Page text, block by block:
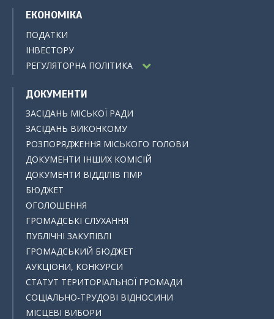
ЕКОНОМІКА
ПОДАТКИ
ІНВЕСТОРУ
РЕГУЛЯТОРНА ПОЛІТИКА
ДОКУМЕНТИ
ЗАСІДАНЬ МІСЬКОЇ РАДИ
ЗАСІДАНЬ ВИКОНКОМУ
РОЗПОРЯДЖЕННЯ МІСЬКОГО ГОЛОВИ
ДОКУМЕНТИ ІНШИХ КОМІСІЙ
ДОКУМЕНТИ ВІДДІЛІВ ПМР
БЮДЖЕТ
ОГОЛОШЕННЯ
ГРОМАДСЬКІ СЛУХАННЯ
ПУБЛІЧНІ ЗАКУПІВЛІ
ГРОМАДСЬКИЙ БЮДЖЕТ
АУКЦІОНИ, КОНКУРСИ
СТАТУТ ТЕРИТОРІАЛЬНОЇ ГРОМАДИ
СОЦІАЛЬНО-ТРУДОВІ ВІДНОСИНИ
МІСЦЕВІ ВИБОРИ